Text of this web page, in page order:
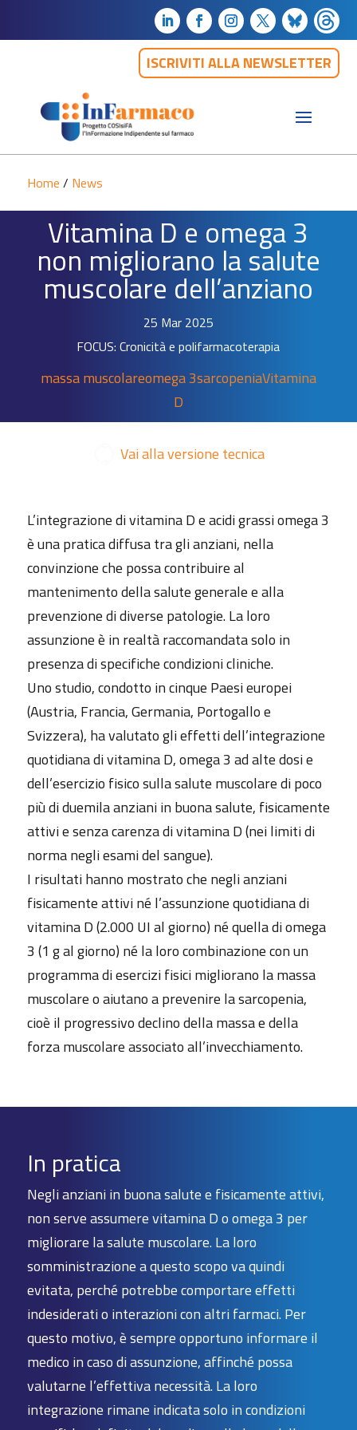
ISCRIVITI ALLA NEWSLETTER
Home / News
Vitamina D e omega 3
non migliorano la salute
muscolare dell’anziano
25 Mar 2025
FOCUS: Cronicità e polifarmacoterapia
massa muscolareomega 3sarcopeniaVitamina
D
Vai alla versione tecnica
L’integrazione di vitamina D e acidi grassi omega 3
è una pratica diffusa tra gli anziani, nella
convinzione che possa contribuire al
mantenimento della salute generale e alla
prevenzione di diverse patologie. La loro
assunzione è in realtà raccomandata solo in
presenza di specifiche condizioni cliniche.
Uno studio, condotto in cinque Paesi europei
(Austria, Francia, Germania, Portogallo e
Svizzera), ha valutato gli effetti dell’integrazione
quotidiana di vitamina D, omega 3 ad alte dosi e
dell’esercizio fisico sulla salute muscolare di poco
più di duemila anziani in buona salute, fisicamente
attivi e senza carenza di vitamina D (nei limiti di
norma negli esami del sangue).
I risultati hanno mostrato che negli anziani
fisicamente attivi né l’assunzione quotidiana di
vitamina D (2.000 UI al giorno) né quella di omega
3 (1 g al giorno) né la loro combinazione con un
programma di esercizi fisici migliorano la massa
muscolare o aiutano a prevenire la sarcopenia,
cioè il progressivo declino della massa e della
forza muscolare associato all’invecchiamento.
In pratica
Negli anziani in buona salute e fisicamente attivi,
non serve assumere vitamina D o omega 3 per
migliorare la salute muscolare. La loro
somministrazione a questo scopo va quindi
evitata, perché potrebbe comportare effetti
indesiderati o interazioni con altri farmaci. Per
questo motivo, è sempre opportuno informare il
medico in caso di assunzione, affinché possa
valutarne l’effettiva necessità. La loro
integrazione rimane indicata solo in condizioni